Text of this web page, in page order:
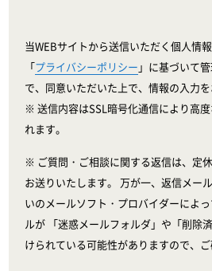
当WEBサイトから送信いただく個人情
「プライバシーポリシー 」に基づいて
で、同意いただいた上で、情報の入力を
※ 送信内容はSSL暗号化通信により高
れます。
※ ご質問・ご相談に関する返信は、定
お送りいたします。 万が一、返信メー
いのメールソフト・プロバイダーによ
ルが 「迷惑メールフォルダ」や「削除
けられている可能性がありますので、ご